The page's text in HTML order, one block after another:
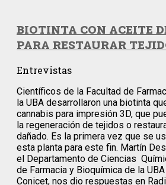
BIOTINTA CON ACEITE
PARA RESTAURAR
Entrevistas
Científicos de la Facultad de
la UBA desarrollaron una biotinta
cannabis para impresión 3D, que
la regeneración de tejidos o
dañado. Es la primera vez que se
esta planta para este fin. Martín
el Departamento de Ciencias
de Farmacia y Bioquímica de la
Conicet, nos dio respuestas en